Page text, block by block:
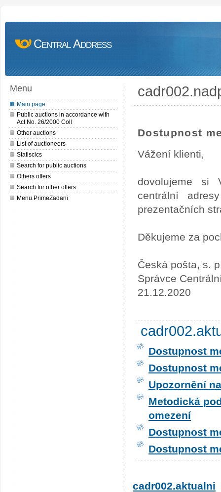
Central Address
Menu
Main page
Public auctions in accordance with
Act No. 26/2000 Coll
Other auctions
List of auctioneers
Statiscics
Search for public auctions
Others offers
Search for other offers
Menu.PrimeZadani
Dostupnost
Vážení klienti,
dovolujeme si
centrální
prezentačních
Děkujeme za
Česká pošta, s.
Správce
21.12.2020
Dostupnost
Dostupnost
Upozornění
Metodická
omezení
Dostupnost
Dostupnost
cadr002.aktualni